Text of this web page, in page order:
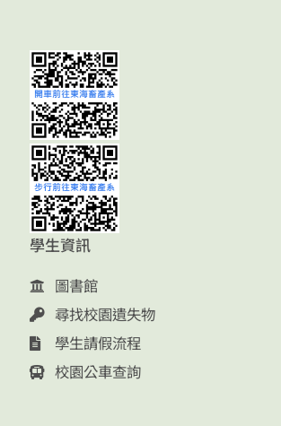
學生資訊
圖書館
尋找校園遺失物
學生請假流程
校園公車查詢